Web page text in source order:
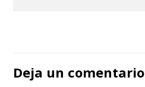
entradas
Deja un comentario